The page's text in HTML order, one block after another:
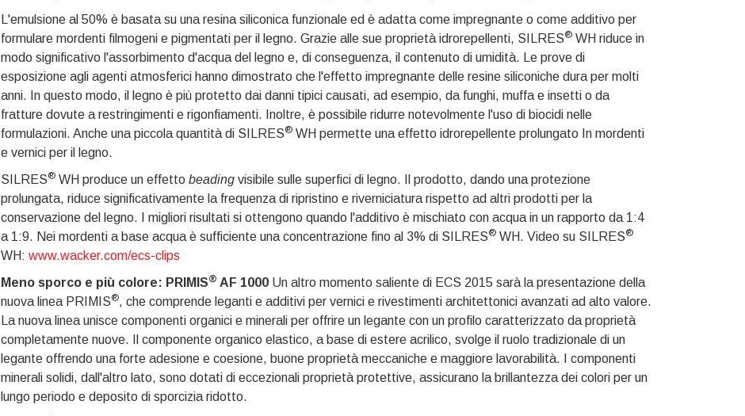
L'emulsione al 50% è basata su una resina siliconica funzionale ed è adatta come impregnante o come additivo per
formulare mordenti filmogeni e pigmentati per il legno. Grazie alle sue proprietà idrorepellenti, SILRES®WH riduce in
modo significativo l'assorbimento d'acqua del legno e, di conseguenza, il contenuto di umidità. Le prove di
esposizione agli agenti atmosferici hanno dimostrato che l'effetto impregnante delle resine siliconiche dura per molti
anni. In questo modo, il legno è più protetto dai danni tipici causati, ad esempio, da funghi, muffa e insetti o da
fratture dovute a restringimenti e rigonfiamenti. Inoltre, è possibile ridurre notevolmente l'uso di biocidi nelle
formulazioni. Anche una piccola quantità di SILRES®WH permette una effetto idrorepellente prolungato In mordenti
e vernici per il legno.
SILRES®WH produce un effetto beadingvisibile sulle superfici di legno. Il prodotto, dando una protezione
prolungata, riduce significativamente la frequenza di ripristino e riverniciatura rispetto ad altri prodotti per la
conservazione del legno. I migliori risultati si ottengono quando l'additivo è mischiato con acqua in un rapporto da 1:4
a 1:9. Nei mordenti a base acqua è sufficiente una concentrazione fino al 3% di SILRES®WH. Video su SILRES®
WH: www.wacker.com/ecs-clips
Meno sporco e più colore: PRIMIS® AF 1000Un altro momento saliente di ECS 2015 sarà la presentazione della
nuova linea PRIMIS®, che comprende leganti e additivi per vernici e rivestimenti architettonici avanzati ad alto valore.
La nuova linea unisce componenti organici e minerali per offrire un legante con un profilo caratterizzato da proprietà
completamente nuove. Il componente organico elastico, a base di estere acrilico, svolge il ruolo tradizionale di un
legante offrendo una forte adesione e coesione, buone proprietà meccaniche e maggiore lavorabilità. I componenti
minerali solidi, dall'altro lato, sono dotati di eccezionali proprietà protettive, assicurano la brillantezza dei colori per un
lungo periodo e deposito di sporcizia ridotto.